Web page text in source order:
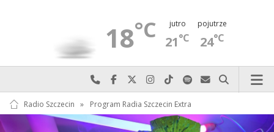
18°C jutro
21°C
pojutrze
24°C
Najlepiej po prostu do nas zadzwoń
Odwiedź nas na Facebook-u
Odwiedź nas na X
Odwiedź nas na Instagram-ie
Odwiedź nas na TikTok-u
Szukaj nas na Spotify
Wyślij do nas
Szukaj
Radio Szczecin » Program Radia Szczecin Extra